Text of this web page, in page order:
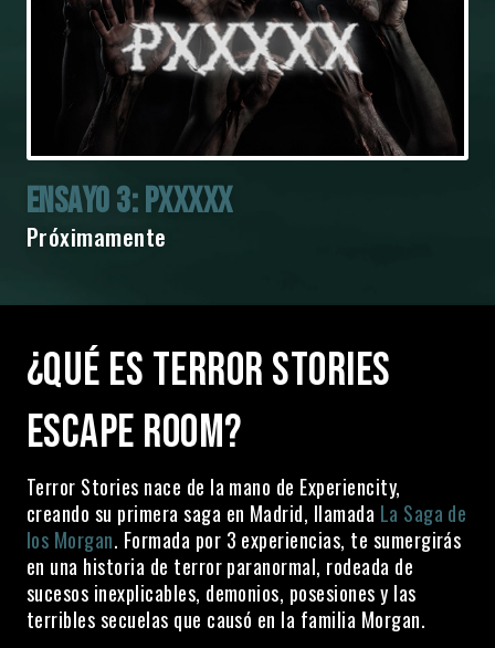
ENSAYO 3: PXXXXX
Próximamente
¿QUÉ ES TERROR STORIES
ESCAPE ROOM?
Terror Stories nace de la mano de Experiencity,
creando su primera saga en Madrid, llamada La Saga de
los Morgan. Formada por 3 experiencias, te sumergirás
en una historia de terror paranormal, rodeada de
sucesos inexplicables, demonios, posesiones y las
terribles secuelas que causó en la familia Morgan.